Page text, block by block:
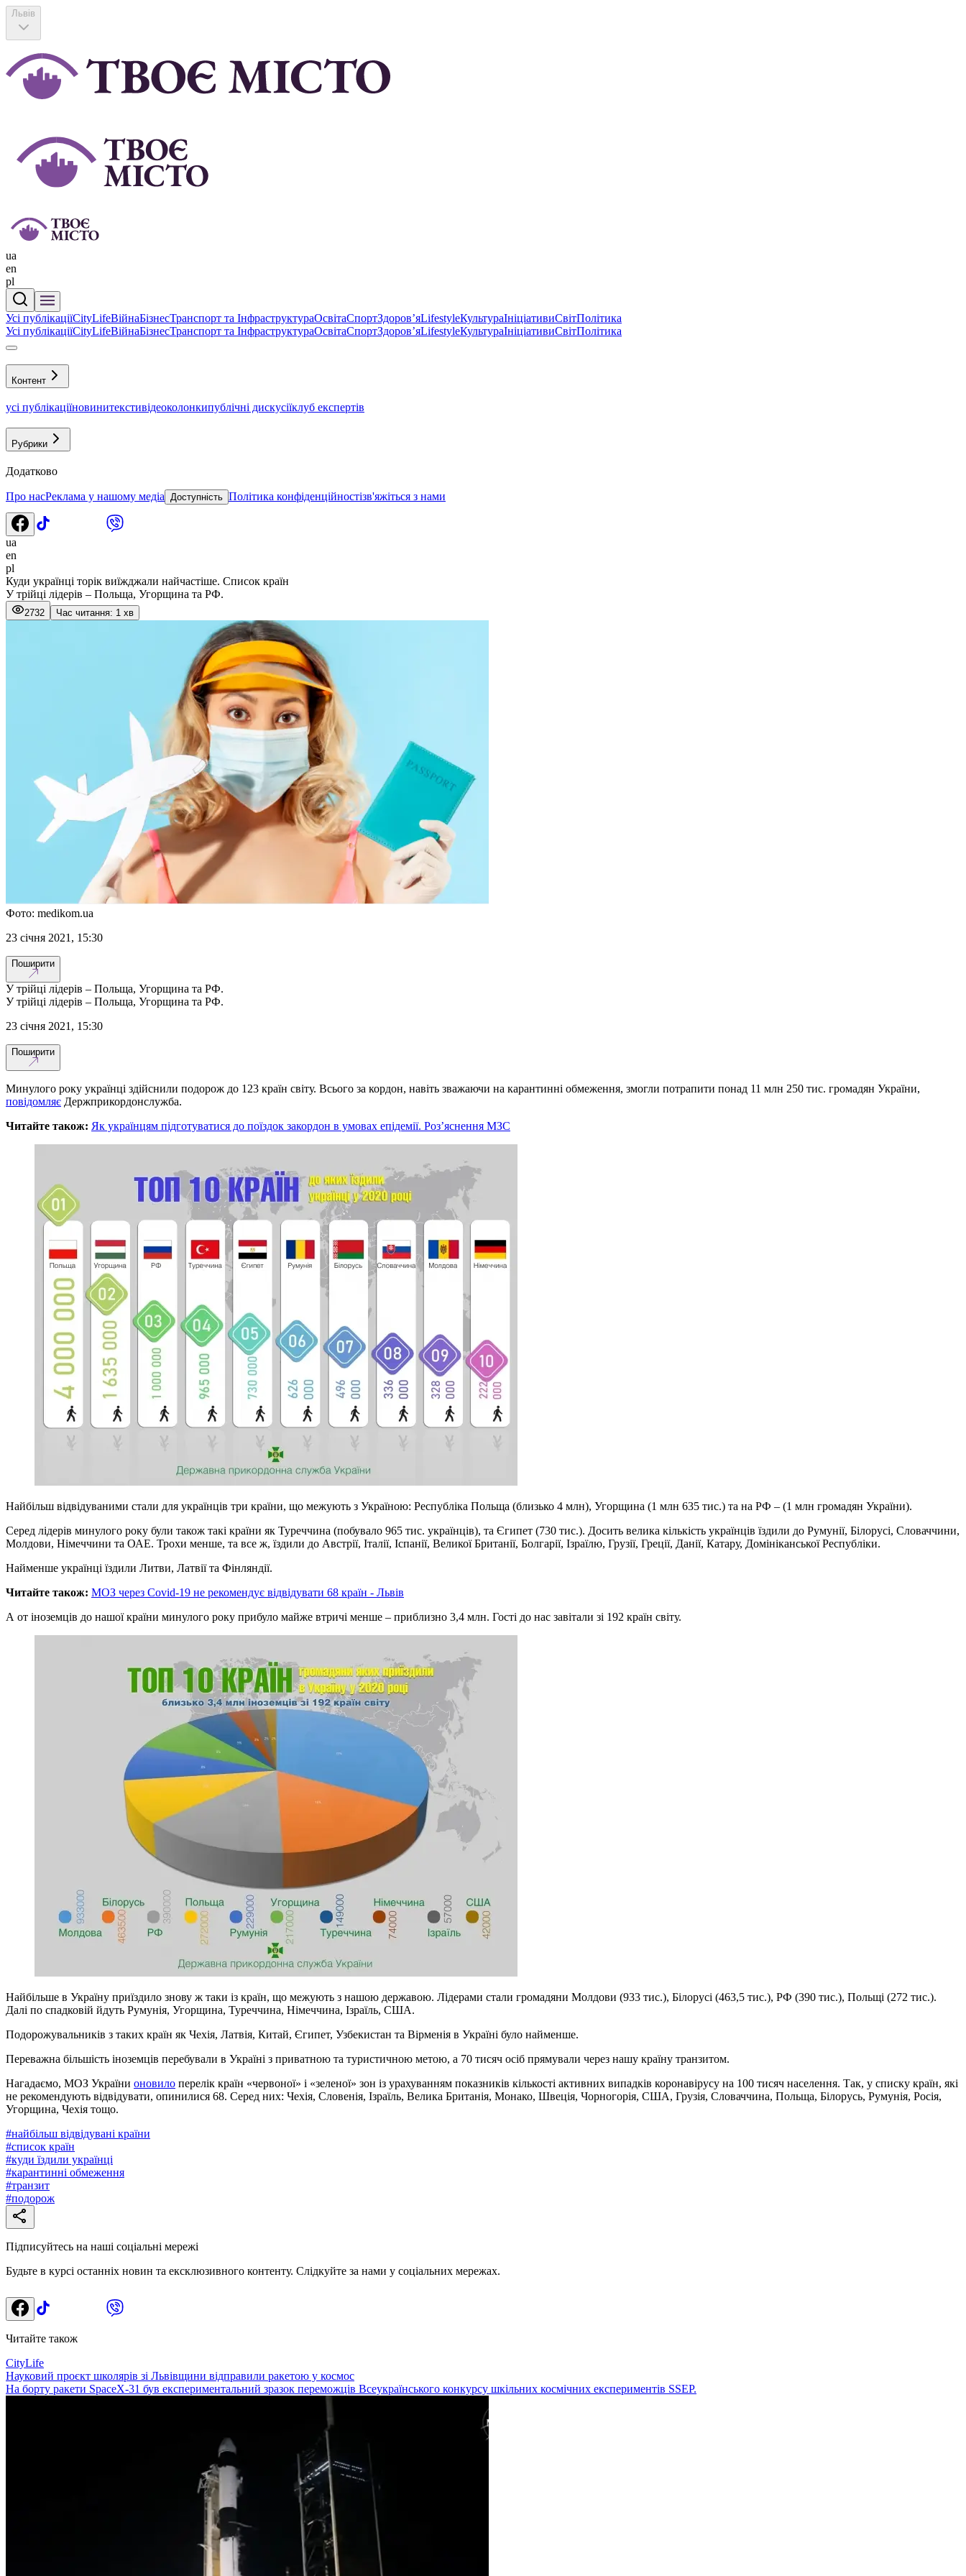
Львів
ua
en
pl
Усі публікаціїCityLifeВійнаБізнесТранспорт та ІнфраструктураОсвітаСпортЗдоровʼяLifestyleКультураІніціативиСвітПолітика
Усі публікаціїCityLifeВійнаБізнесТранспорт та ІнфраструктураОсвітаСпортЗдоровʼяLifestyleКультураІніціативиСвітПолітика
Контент
усі публікаціїновинитекстивідеоколонкипублічні дискусіїклуб експертів
Рубрики
Додатково
Про насРеклама у нашому медіа Доступність Політика конфіденційностізв'яжіться з нами
ua
en
pl
Куди українці торік виїжджали найчастіше. Список країн
У трійці лідерів – Польща, Угорщина та РФ.
2732 Час читання: 1 хв
Фото: medikom.ua
23 січня 2021, 15:30
Поширити
У трійці лідерів – Польща, Угорщина та РФ.
У трійці лідерів – Польща, Угорщина та РФ.
23 січня 2021, 15:30
Поширити
Минулого року українці здійснили подорож до 123 країн світу. Всього за кордон, навіть зважаючи на карантинні обмеження, змогли потрапити понад 11 млн 250 тис. громадян України,
повідомляє Держприкордонслужба.
Читайте також: Як українцям підготуватися до поїздок закордон в умовах епідемії. Роз’яснення МЗС
Найбільш відвідуваними стали для українців три країни, що межують з Україною: Республіка Польща (близько 4 млн), Угорщина (1 млн 635 тис.) та на РФ – (1 млн громадян України).
Серед лідерів минулого року були також такі країни як Туреччина (побувало 965 тис. українців), та Єгипет (730 тис.). Досить велика кількість українців їздили до Румунії, Білорусі, Словаччини,
Молдови, Німеччини та ОАЕ. Трохи менше, та все ж, їздили до Австрії, Італії, Іспанії, Великої Британії, Болгарії, Ізраїлю, Грузії, Греції, Данії, Катару, Домініканської Республіки.
Найменше українці їздили Литви, Латвії та Фінляндії.
Читайте також: МОЗ через Covid-19 не рекомендує відвідувати 68 країн - Львів
А от іноземців до нашої країни минулого року прибуло майже втричі менше – приблизно 3,4 млн. Гості до нас завітали зі 192 країн світу.
Найбільше в Україну приїздило знову ж таки із країн, що межують з нашою державою. Лідерами стали громадяни Молдови (933 тис.), Білорусі (463,5 тис.), РФ (390 тис.), Польщі (272 тис.).
Далі по спадковій йдуть Румунія, Угорщина, Туреччина, Німеччина, Ізраїль, США.
Подорожувальників з таких країн як Чехія, Латвія, Китай, Єгипет, Узбекистан та Вірменія в Україні було найменше.
Переважна більшість іноземців перебували в Україні з приватною та туристичною метою, а 70 тисяч осіб прямували через нашу країну транзитом.
Нагадаємо, МОЗ України оновило перелік країн «червоної» і «зеленої» зон із урахуванням показників кількості активних випадків коронавірусу на 100 тисяч населення. Так, у списку країн, які
не рекомендують відвідувати, опинилися 68. Серед них: Чехія, Словенія, Ізраїль, Велика Британія, Монако, Швеція, Чорногорія, США, Грузія, Словаччина, Польща, Білорусь, Румунія, Росія,
Угорщина, Чехія тощо.
#найбільш відвідувані країни
#список країн
#куди їздили українці
#карантинні обмеження
#транзит
#подорож
Підписуйтесь на наші соціальні мережі
Будьте в курсі останніх новин та ексклюзивного контенту. Слідкуйте за нами у соціальних мережах.
Читайте також
CityLife
Науковий проєкт школярів зі Львівщини відправили ракетою у космос
На борту ракети SpaceX-31 був експериментальний зразок переможців Всеукраїнського конкурсу шкільних космічних експериментів SSEP.